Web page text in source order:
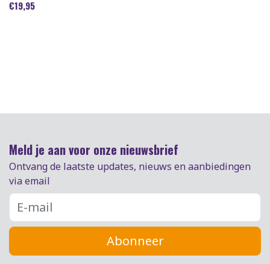
€19,95
Meld je aan voor onze nieuwsbrief
Ontvang de laatste updates, nieuws en aanbiedingen
via email
Abonneer